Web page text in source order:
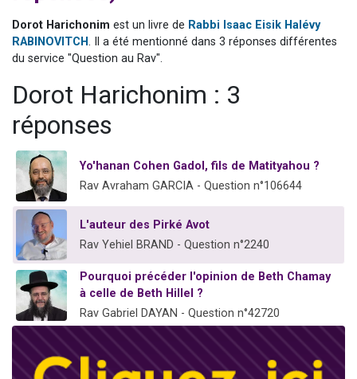
30 personnes viennent de faire un don pour Sauvez la jambe de Yohan
Il reste 49 places pour étudier en groupe sur Zoom
12 nouvelles musiques dans Torah-Box Music
Dorot Harichonim est un livre de Rabbi Isaac Eisik Halévy
RABINOVITCH. Il a été mentionné dans 3 réponses différentes
du service "Question au Rav".
Dorot Harichonim : 3
réponses
Yo'hanan Cohen Gadol, fils de Matityahou ?
Rav Avraham GARCIA - Question n°106644
L'auteur des Pirké Avot
Rav Yehiel BRAND - Question n°2240
Pourquoi précéder l'opinion de Beth Chamay
à celle de Beth Hillel ?
Rav Gabriel DAYAN - Question n°42720